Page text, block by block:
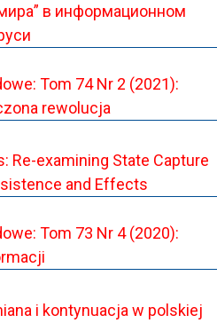
в информационном
Tom 74 Nr 2 (2021):
rewolucja
Re-examining State Capture
and Effects
Tom 73 Nr 4 (2020):
i kontynuacja w polskiej